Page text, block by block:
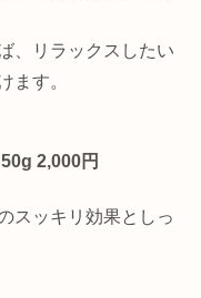
、リラックスしたい
ます。
2,000円
スッキリ効果としっ